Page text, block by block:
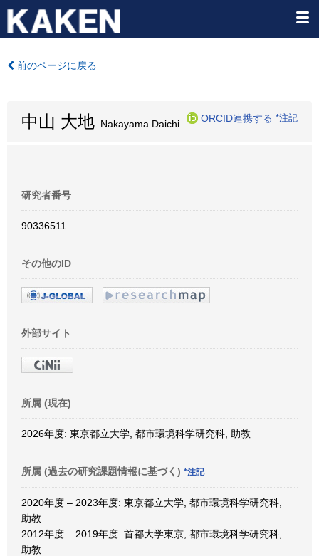
前のページに戻る
中山 大地 Nakayama Daichi
ORCID連携する *注記
研究者番号
90336511
その他のID
外部サイト
所属 (現在)
2026年度: 東京都立大学, 都市環境科学研究科, 助教
所属 (過去の研究課題情報に基づく) *注記
2020年度 – 2023年度: 東京都立大学, 都市環境科学研究科,
助教
2012年度 – 2019年度: 首都大学東京, 都市環境科学研究科,
助教